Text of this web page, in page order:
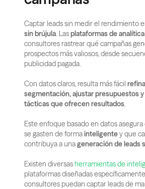
Captar leads sin medir el rendimiento
sin brújula. Las plataformas de analítica
consultores rastrear qué campañas
prospectos más valiosos, desde
publicidad pagada.
Con datos claros, resulta más fácil
segmentación, ajustar presupuestos
tácticas que ofrecen resultados.
Este enfoque basado en datos
se gasten de forma inteligente y que
contribuya a una generación de leads
Existen diversas herramientas de
plataformas diseñadas
consultores puedan captar leads de